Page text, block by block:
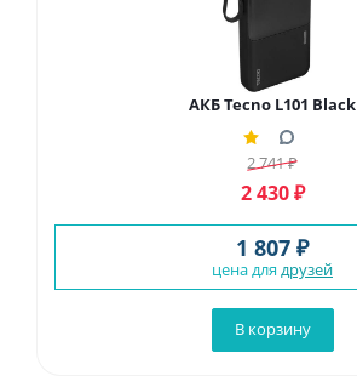
АКБ Tecno L101 Black
2 741₽
2 430₽
1 807 ₽
цена для друзей
В корзину